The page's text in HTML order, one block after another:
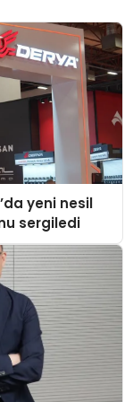
yeni nesil
sergiledi